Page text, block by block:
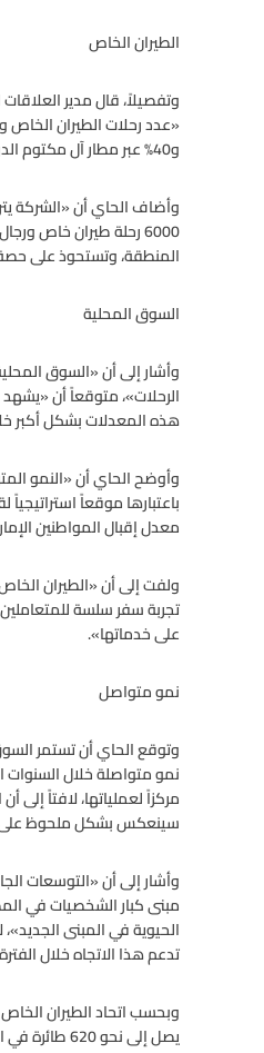
الطيران الخاص
وتفصيلاً، قال مدير
و40% عبر مطار آل مكتوم الدولي»، مشيراً إلى أن «عدد الرحلات شهد نمواً ملحوظاً خلال العام الماضي مقارنة بعام 2014».
وأضاف الحاي أن «الشركة
6000 رحلة طيران خاص
المنطقة، وتستحوذ على
السوق المحلية
وأشار إلى أن «السوق
الرحلات»، متوقعاً أن
هذه المعدلات بشكل أكبر
وأوضح الحاي أن «النمو
باعتبارها موقعاً
معدل إقبال المواطنين
ولفت إلى أن «الطيران
تجربة سفر سلسة
على خدماتها».
نمو متواصل
وتوقع الحاي أن تستمر
نمو متواصلة خلال السنوات
سينعكس بشكل ملحوظ على
وأشار إلى أن «التوسعات
مبنى كبار الشخصيات في
الحيوية في المبنى
تدعم هذا الاتجاه خلال
وبحسب اتحاد الطيران